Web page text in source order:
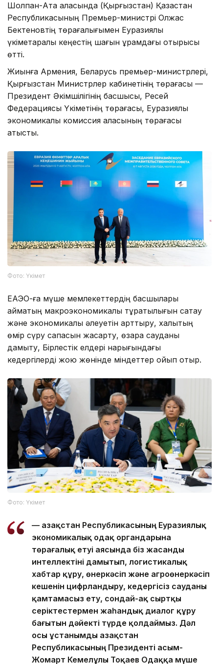
Шолпан-Ата қаласында (Қырғызстан) Қазақстан
Республикасының Премьер-министрі Олжас
Бектеновтің төрағалығымен Еуразиялық
үкіметаралық кеңестің шағын құрамдағы отырысы
өтті.
Жиынға Армения, Беларусь премьер-министрлері,
Қырғызстан Министрлер кабинетінің төрағасы —
Президент Әкімшілігінің басшысы, Ресей
Федерациясы Үкіметінің төрағасы, Еуразиялық
экономикалық комиссия алқасының төрағасы
қатысты.
Фото: Үкімет
ЕАЭО-ға мүше мемлекеттердің басшылары
аймақтың макроэкономикалық тұрақтылығын сақтау
және экономикалық әлеуетін арттыру, халықтың
өмір сүру сапасын жақсарту, өзара сауданы
дамыту, Бірлестік елдері нарығындағы
кедергілерді жою жөнінде міндеттер қойып отыр.
Фото: Үкімет
— Қазақстан Республикасының Еуразиялық
экономикалық одақ органдарына
төрағалық етуі аясында біз жасанды
интеллектіні дамытып, логистикалық
хабтар құру, өнеркәсіп және агроөнеркәсіп
кешенін цифрландыру, кедергісіз сауданы
қамтамасыз ету, сондай-ақ сыртқы
серіктестермен жаһандық диалог құру
бағытын дәйекті түрде қолдаймыз. Дәл
осы ұстанымды Қазақстан
Республикасының Президенті Қасым-
Жомарт Кемелұлы Тоқаев Одаққа мүше